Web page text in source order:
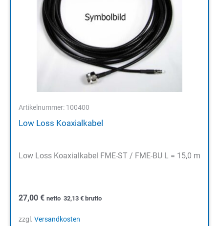
Artikelnummer: 100400
Low Loss Koaxialkabel
Low Loss Koaxialkabel FME-ST / FME-BU L = 15,0 m
27,00 € netto 32,13 € brutto
zzgl. Versandkosten